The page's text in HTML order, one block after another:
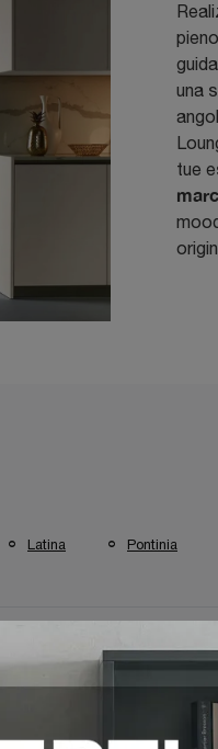
una
tue
Latina Pontinia
Cucine Moderne Veneta